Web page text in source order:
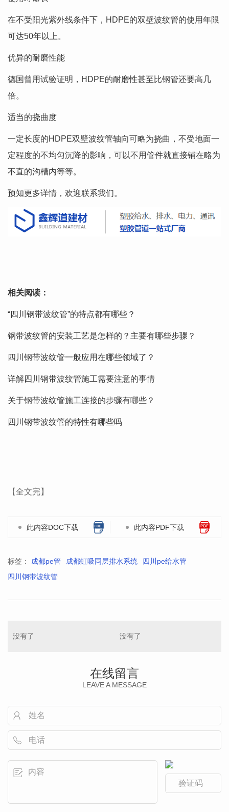
在不受阳光紫外线条件下，HDPE的双壁波纹管的使用年限
可达50年以上。
优异的耐磨性能
德国曾用试验证明，HDPE的耐磨性甚至比钢管还要高几
倍。
适当的挠曲度
一定长度的HDPE双壁波纹管轴向可略为挠曲，不受地面一
定程度的不均匀沉降的影响，可以不用管件就直接铺在略为
不直的沟槽内等等。
预知更多详情，欢迎联系我们。
相关阅读：
“四川钢带波纹管”的特点都有哪些？
钢带波纹管的安装工艺是怎样的？主要有哪些步骤？
四川钢带波纹管一般应用在哪些领域了？
详解四川钢带波纹管施工需要注意的事情
关于钢带波纹管施工连接的步骤有哪些？
四川钢带波纹管的特性有哪些吗
【全文完】
此内容DOC下载 此内容PDF下载
标签： 成都pe管 成都虹吸同层排水系统
四川pe给水管
四川钢带波纹管
没有了 没有了
在线留言
LEAVE A MESSAGE